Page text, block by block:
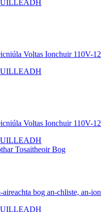
Voltas Ionchuir 110V-
Voltas Ionchuir 110V-
bog an-chliste, an-